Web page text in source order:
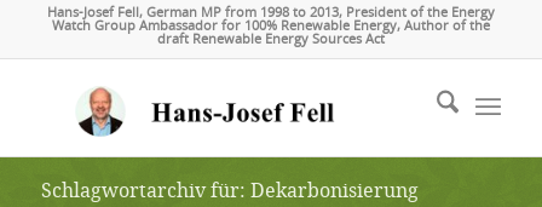
Hans-Josef Fell, German MP from 1998 to 2013, President of the Energy
Watch Group Ambassador for 100% Renewable Energy, Author of the
draft Renewable Energy Sources Act
Schlagwortarchiv für: Dekarbonisierung